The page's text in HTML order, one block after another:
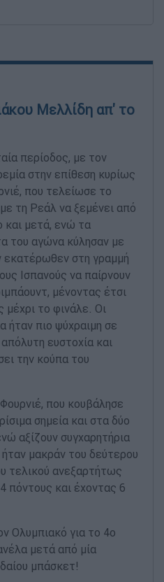
Μελλίδη απ' το
περίοδος, με τον
στην επίθεση κυρίως
που τελείωσε το
τη Ρεάλ να ξεμένει από
και μετά, ενώ τα
του αγώνα κύλησαν με
εκατέρωθεν στη γραμμή
Ισπανούς να παίρνουν
μένοντας έτσι
μέχρι το φινάλε. Οι
πιο ψύχραιμη σε
ευστοχία και
την κούπα του
που κουβάλησε
σημεία και στα δύο
αξίζουν συγχαρητήρια
μακράν του δεύτερου
τελικού ανεξαρτήτως
πόντους και έχοντας 6
Ολυμπιακό για το 4ο
μετά από μία
μπάσκετ!